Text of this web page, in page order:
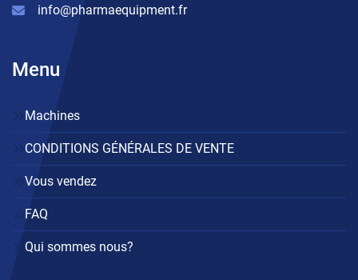
info@pharmaequipment.fr
Menu
Machines
CONDITIONS GÉNÉRALES DE VENTE
Vous vendez
FAQ
Qui sommes nous?